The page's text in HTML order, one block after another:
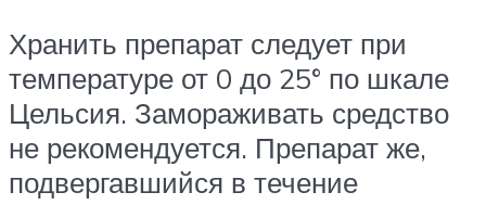
Хранить препарат следует при
температуре от 0 до 25° по шкале
Цельсия. Замораживать средство
не рекомендуется. Препарат же,
подвергавшийся в течение